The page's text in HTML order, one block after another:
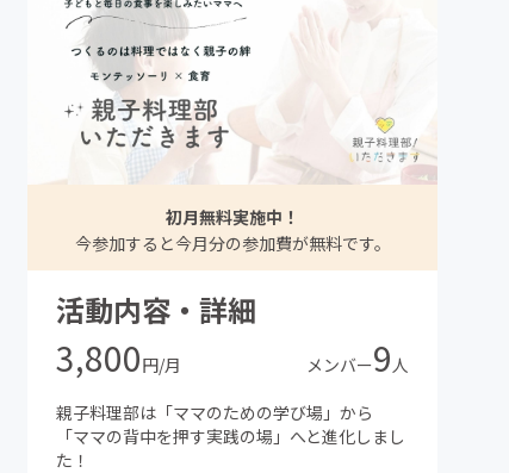
初月無料実施中！
今参加すると今月分の参加費が無料です。
活動内容・詳細
3,800円/月 メンバー9 人
親子料理部は「ママのための学び場」から
「ママの背中を押す実践の場」へと進化しまし
た！